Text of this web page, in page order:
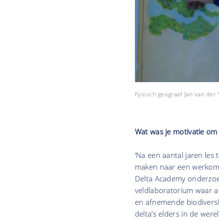
Fysisch geograaf Jan van der
Wat was je motivatie
‘Na een aantal jaren
maken naar een
Delta Academy
veldlaboratorium waar
en afnemende
delta’s elders in de